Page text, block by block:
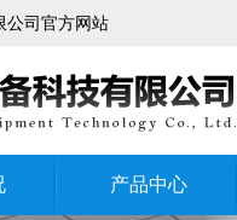
公司官方网站
产品中心